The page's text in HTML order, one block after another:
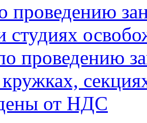
проведению
студиях